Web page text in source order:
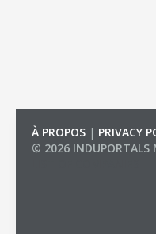
À PROPOS | PRIVACY
© 2026 INDUPORTALS